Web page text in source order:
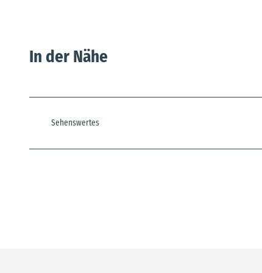
In der Nähe
Sehenswertes